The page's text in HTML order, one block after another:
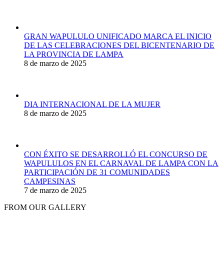
GRAN WAPULULO UNIFICADO MARCA EL INICIO
DE LAS CELEBRACIONES DEL BICENTENARIO DE
LA PROVINCIA DE LAMPA
8 de marzo de 2025
DIA INTERNACIONAL DE LA MUJER
8 de marzo de 2025
CON ÉXITO SE DESARROLLÓ EL CONCURSO DE
WAPULULOS EN EL CARNAVAL DE LAMPA CON LA
PARTICIPACIÓN DE 31 COMUNIDADES
CAMPESINAS
7 de marzo de 2025
FROM OUR GALLERY